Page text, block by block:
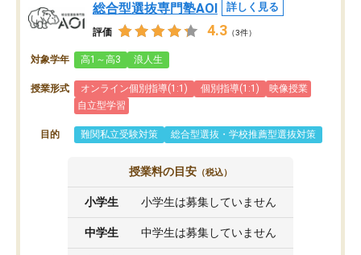
総合型選抜専門塾AOI 詳しく見る
評価 4.3 （3件）
対象学年 高1～高3 浪人生
授業形式 オンライン個別指導(1:1) 個別指導(1:1)
映像授業
自立型学習
目的 難関私立受験対策 総合型選抜・学校推薦型選抜対策
授業料の目安 （税込）
小学生 小学生は募集していません
中学生 中学生は募集していません